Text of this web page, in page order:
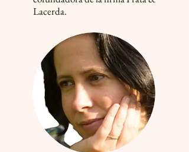
Lacerda.